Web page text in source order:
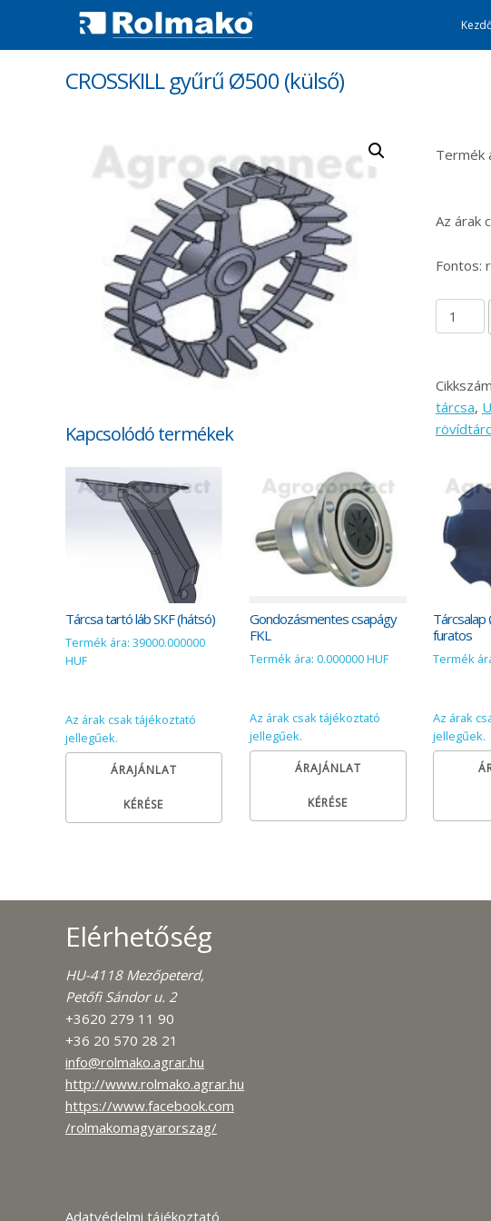
CROSSKILL gyűrű Ø500 (külső)
Termék
Az árak
Fontos:
tárcsa,
Kapcsolódó termékek
Tárcsa tartó láb SKF (hátsó)
Termék ára: 39000.000000
HUF
Az árak csak tájékoztató
jellegűek.
ÁRAJÁNLAT
KÉRÉSE
Gondozásmentes csapágy
FKL
Termék ára: 0.000000 HUF
Az árak csak tájékoztató
jellegűek.
ÁRAJÁNLAT
KÉRÉSE
Tárcsalap
furatos
Termék
Az árak
jellegűek.
Elérhetőség
HU-4118 Mezőpeterd,
Petőfi Sándor u. 2
+3620 279 11 90
+36 20 570 28 21
info@rolmako.agrar.hu
http://www.rolmako.agrar.hu
https://www.facebook.com
/rolmakomagyarorszag/
Adatvédelmi tájékoztató